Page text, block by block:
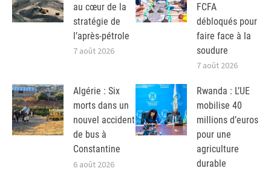
au cœur de la
stratégie de
l’après-pétrole
7 août 2026
FCFA
débloqués pour
faire face à la
soudure
7 août 2026
Algérie : Six
morts dans un
nouvel accident
de bus à
Constantine
6 août 2026
Rwanda : L’UE
mobilise 40
millions d’euros
pour une
agriculture
durable